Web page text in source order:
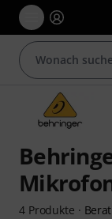
4 Produkte ·